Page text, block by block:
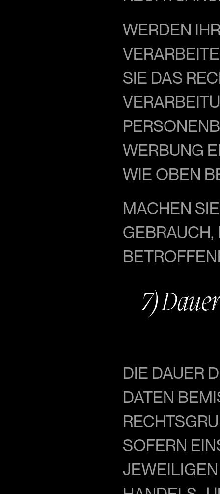
WERDEN
SIE DAS
WERBUNG
WIE OBEN
MACHEN
GEBRAUCH,
7)
DIE DAUER
DATEN
SOFERN